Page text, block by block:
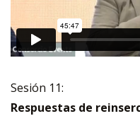
Sesión 11:
Respuestas de